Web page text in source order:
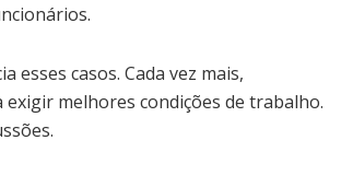
esses casos. Cada vez mais,
melhores condições de trabalho.